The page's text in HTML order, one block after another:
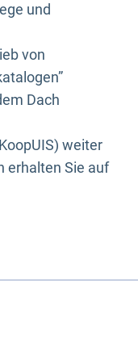
und
von
Dach
weiter
erhalten Sie auf